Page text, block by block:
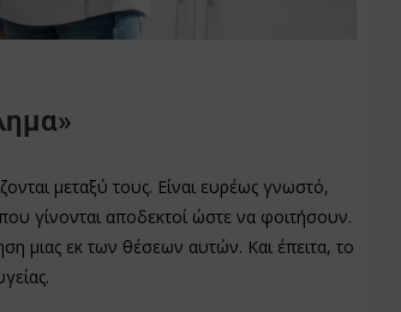
μεταξύ τους. Είναι ευρέως γνωστό,
γίνονται αποδεκτοί ώστε να φοιτήσουν.
μιας εκ των θέσεων αυτών. Και έπειτα, το